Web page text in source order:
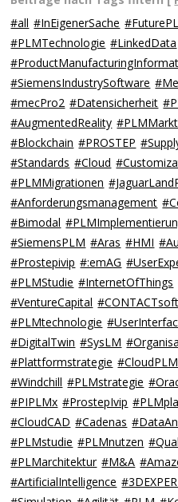
#all #InEigenerSache
#PLMTechnologie #LinkedData
#SiemensIndustrySoftware
#mecPro2 #Datensicherheit
#AugmentedReality #PLMMarkt
#Blockchain #PROSTEP
#Standards #Cloud
#PLMMigrationen
#Anforderungsmanagement
#Bimodal
#SiemensPLM #Aras #HMI
#Prostepivip #:emAG
#PLMStudie #InternetOfThings
#VentureCapital
#PLMtechnologie
#DigitalTwin #SysLM
#Plattformstrategie #CloudPLM
#Windchill #PLMstrategie
#PIPLMx #ProstepIvip
#CloudCAD #Cadenas
#PLMstudie #PLMnutzen
#PLMarchitektur #M&A
#ArtificialIntelligence